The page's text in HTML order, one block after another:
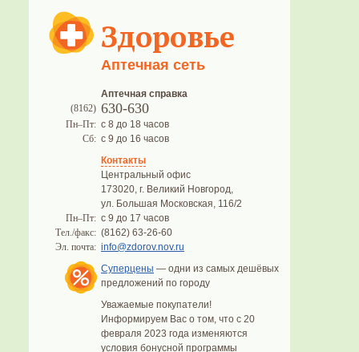
Здоровье
Аптечная сеть
Аптечная справка
(8162) 630-630
Пн–Пт: с 8 до 18 часов
Сб: с 9 до 16 часов
Контакты
Центральный офис
173020, г. Великий Новгород,
ул. Большая Московская, 116/2
Пн–Пт: с 9 до 17 часов
Тел./факс: (8162) 63-26-60
Эл. почта: info@zdorov.nov.ru
Суперцены — одни из самых дешёвых
предложений по городу
Уважаемые покупатели!
Информируем Вас о том, что с 20
февраля 2023 года изменяются
условия бонусной программы